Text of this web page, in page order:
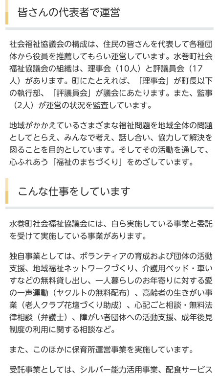
皆さんの代表者で運営
社会福祉協議会の構成は、住民の皆さんを代表して各種団
体から役員を推薦してもらい運営しています。水巻町社会
福祉協議会の組織は、理事会（10人）と評議員会（17
人）があります。町にたとえれば、「理事会」が町長以下
の執行部、「評議員会」が議会にあたります。また、監事
（2人）が運営の状況を監査しています。
地域がかかえているさまざまな福祉問題を地域全体の問題
としてとらえ、みんなで考え、話し合い、協力して解決を
図ることを目的としています。そしてその活動を通して、
心ふれあう「福祉のまちづくり」をめざしています。
こんな仕事をしています
水巻町社会福祉協議会には、自ら実施している事業と委託
を受けて実施している事業があります。
独自事業としては、ボランティアの育成および団体の活動
支援、地域福祉ネットワークづくり、介護用ベッド・車い
すなどの無料貸し出し、一人暮らしのお年寄りに対する愛
の一声運動（ヤクルトの無料配布）、高齢者の生きがい事
業（老人クラブ花壇づくり助成）、心配ごと相談・無料法
律相談（弁護士）、障がい者団体への活動支援、成年後見
制度の利用に関する相談など。
また、このほかに保育所運営事業を実施しています。
受託事業としては、シルバー能力活用事業、配食サービス